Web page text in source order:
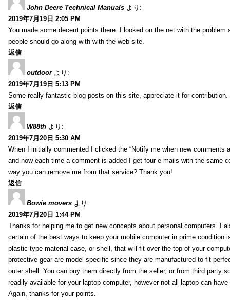
John Deere Technical Manuals より:
2019年7月19日 2:05 PM
You made some decent points there. I looked on the net with the problem
people should go along with with the web site.
返信
outdoor より:
2019年7月19日 5:13 PM
Some really fantastic blog posts on this site, appreciate it for contribution.
返信
W88th より:
2019年7月20日 5:30 AM
When I initially commented I clicked the “Notify me when new comments
and now each time a comment is added I get four e-mails with the same
way you can remove me from that service? Thank you!
返信
Bowie movers より:
2019年7月20日 1:44 PM
Thanks for helping me to get new concepts about personal computers. I
certain of the best ways to keep your mobile computer in prime condition
plastic-type material case, or shell, that will fit over the top of your
protective gear are model specific since they are manufactured to fit
outer shell. You can buy them directly from the seller, or from third party
readily available for your laptop computer, however not all laptop can
Again, thanks for your points.